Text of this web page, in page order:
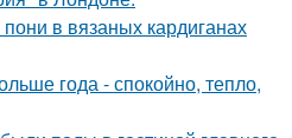
в вязаных кардиганах
года - спокойно, тепло,